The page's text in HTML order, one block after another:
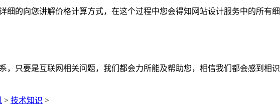
细的向您讲解价格计算方式，在这个过程中您会得知网站设计服务中的所有
，只要是互联网相关问题，我们都会力所能及帮助您，相信我们都会感到相
> 技术知识 >